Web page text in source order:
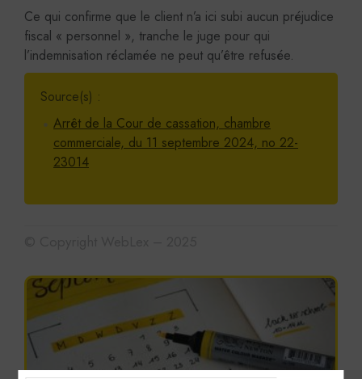
Ce qui confirme que le client n’a ici subi aucun préjudice
fiscal « personnel », tranche le juge pour qui
l’indemnisation réclamée ne peut qu’être refusée.
Source(s) :
Arrêt de la Cour de cassation, chambre
commerciale, du 11 septembre 2024, no 22-
23014